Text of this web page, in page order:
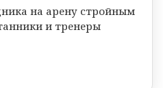
на арену стройным
и тренеры